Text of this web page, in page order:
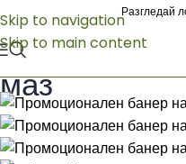
Skip to navigation
Skip to main content
Разгледай
Начало/Продуктът Форма на
маз